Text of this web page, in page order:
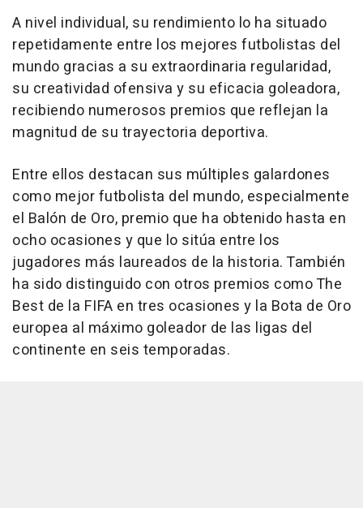
A nivel individual, su rendimiento lo ha situado
repetidamente entre los mejores futbolistas del
mundo gracias a su extraordinaria regularidad,
su creatividad ofensiva y su eficacia goleadora,
recibiendo numerosos premios que reflejan la
magnitud de su trayectoria deportiva.
Entre ellos destacan sus múltiples galardones
como mejor futbolista del mundo, especialmente
el Balón de Oro, premio que ha obtenido hasta en
ocho ocasiones y que lo sitúa entre los
jugadores más laureados de la historia. También
ha sido distinguido con otros premios como The
Best de la FIFA en tres ocasiones y la Bota de Oro
europea al máximo goleador de las ligas del
continente en seis temporadas.